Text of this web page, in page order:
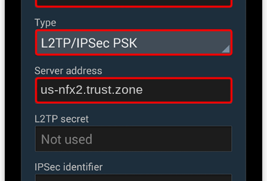
us-nfx2.trust.zone